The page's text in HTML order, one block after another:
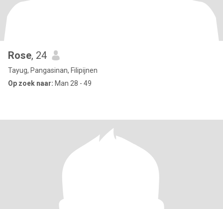
Rose, 24
Tayug, Pangasinan, Filipijnen
Op zoek naar: Man 28 - 49